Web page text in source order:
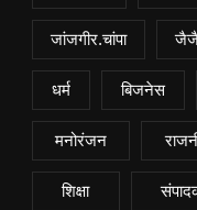
जांजगीर.चांपा
धर्म बिजनेस
मनोरंजन
शिक्षा